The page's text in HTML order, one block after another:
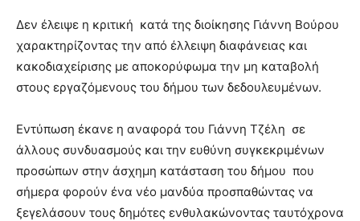
Δεν έλειψε η κριτική κατά της διοίκησης Γιάννη Βούρου
χαρακτηρίζοντας την από έλλειψη διαφάνειας και
κακοδιαχείρισης με αποκορύφωμα την μη καταβολή
στους εργαζόμενους του δήμου των δεδουλευμένων.
Εντύπωση έκανε η αναφορά του Γιάννη Τζέλη σε
άλλους συνδυασμούς και την ευθύνη συγκεκριμένων
προσώπων στην άσχημη κατάσταση του δήμου που
σήμερα φορούν ένα νέο μανδύα προσπαθώντας να
ξεγελάσουν τους δημότες ενθυλακώνοντας ταυτόχρονα